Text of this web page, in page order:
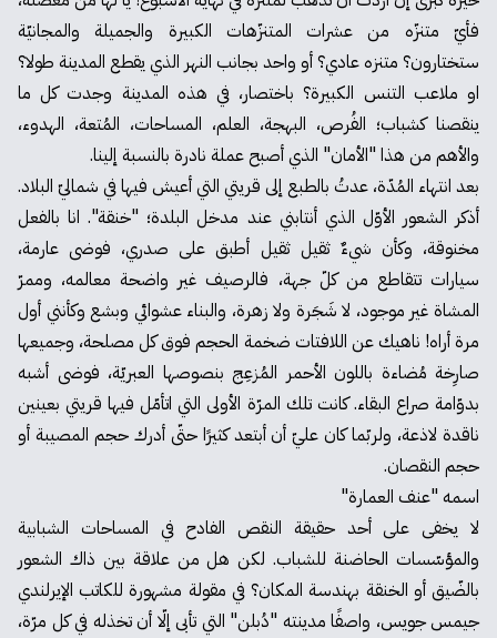
فأيّ متنزّه من عشرات المتنزّهات الكبيرة والجميلة والمجانيّة
ستختارون؟ متنزه عادي؟ أو واحد بجانب النهر الذي يقطع المدينة طولا؟
او ملاعب التنس الكبيرة؟ باختصار، في هذه المدينة وجدت كل ما
ينقصنا كشباب؛ الفُرص، البهجة، العلم، المساحات، المُتعة، الهدوء،
والأهم من هذا "الأمان" الذي أصبح عملة نادرة بالنسبة إلينا.
بعد انتهاء المُدّة، عدتُ بالطبع إلى قريتي التي أعيش فيها في شماليّ البلاد.
أذكر الشعور الأوّل الذي أنتابني عند مدخل البلدة؛ "خنقة". انا بالفعل
مخنوقة، وكأن شيءٌ ثقيل ثقيل أطبق على صدري، فوضى عارمة،
سيارات تتقاطع من كلّ جهة، فالرصيف غير واضحة معالمه، وممرّ
المشاة غير موجود، لا شَجَرة ولا زهرة، والبناء عشوائي وبشع وكأنني أول
مرة أراه! ناهيك عن اللافتات ضخمة الحجم فوق كل مصلحة، وجميعها
صارِخة مُضاءة باللون الأحمر المُزعِج بنصوصها العبريّة، فوضى أشبه
بدوّامة صراع البقاء. كانت تلك المرّة الأولى التي اتأمّل فيها قريتي بعينين
ناقدة لاذعة، ولربّما كان عليّ أن أبتعد كثيرًا حتّى أدرك حجم المصيبة أو
حجم النقصان.
اسمه "عنف العمارة"
لا يخفى على أحد حقيقة النقص الفادح في المساحات الشبابية
والمؤسّسات الحاضنة للشباب. لكن هل من علاقة بين ذاك الشعور
بالضّيق أو الخنقة بهندسة المكان؟ في مقولة مشهورة للكاتب الإيرلندي
جيمس جويس، واصفًا مدينته "دُبلن" التي تأبى إلّا أن تخذله في كل مرّة،